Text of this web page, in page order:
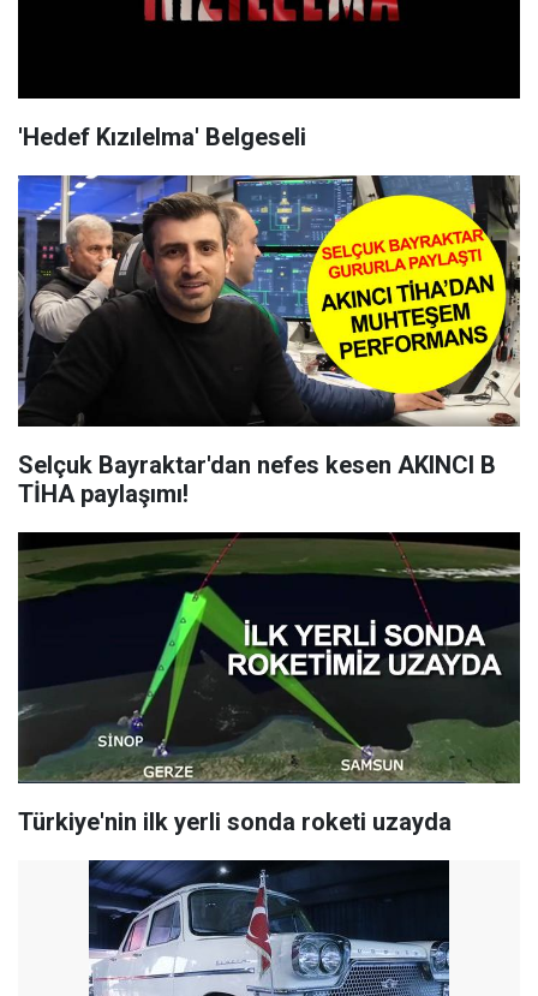
'Hedef Kızılelma' Belgeseli
Selçuk Bayraktar'dan nefes kesen AKINCI B
TİHA paylaşımı!
Türkiye'nin ilk yerli sonda roketi uzayda